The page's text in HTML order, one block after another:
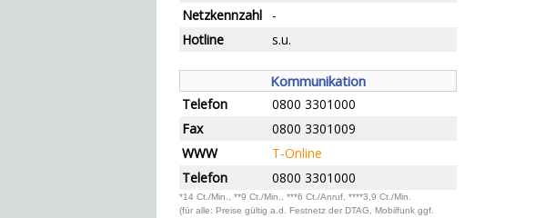
Netzkennzahl
-
Hotline
s.u.
Kommunikation
Telefon
0800 3301000
Fax
0800 3301009
WWW
T-Online
Telefon
0800 3301000
*14 Ct./Min., **9 Ct./Min., ***6 Ct./Anruf, ****3,9 Ct./Min.
(für alle: Preise gültig a.d. Festnetz der DTAG, Mobilfunk ggf.